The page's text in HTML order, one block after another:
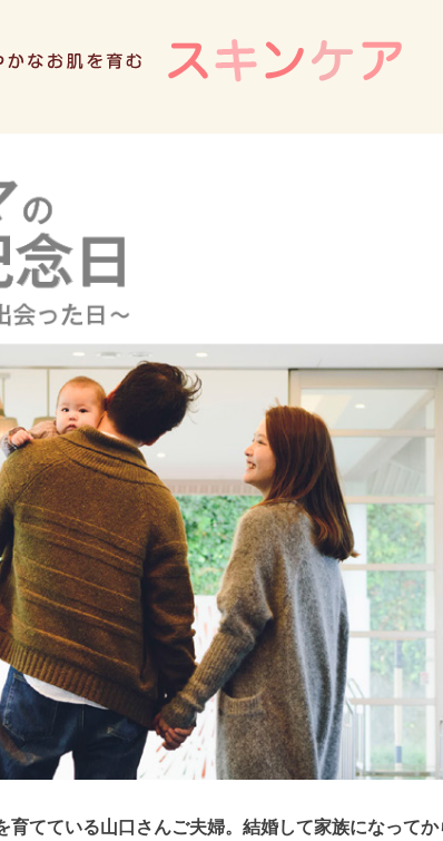
育てている山口さんご夫婦。結婚して家族になって